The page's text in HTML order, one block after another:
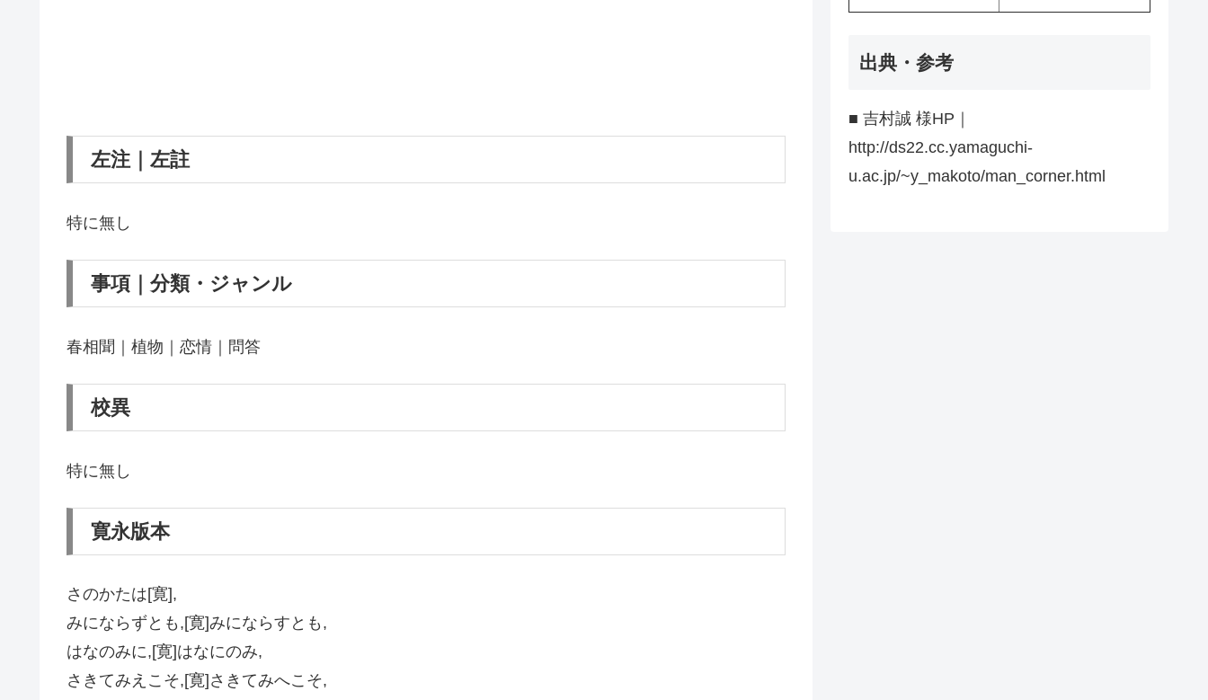
左注｜左註
特に無し
事項｜分類・ジャンル
春相聞｜植物｜恋情｜問答
校異
特に無し
寛永版本
さのかたは[寛],
みにならずとも,[寛]みにならすとも,
はなのみに,[寛]はなにのみ,
さきてみえこそ,[寛]さきてみへこそ,
出典・参考
■ 吉村誠 様HP｜
http://ds22.cc.yamaguchi-
u.ac.jp/~y_makoto/man_corner.html